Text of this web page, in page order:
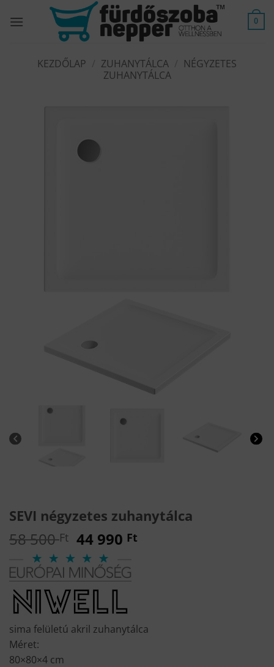
0
KEZDŐLAP ZUHANYTÁLCA
NÉGYZETES
ZUHANYTÁLCA
SEVI négyzetes zuhanytálca
58 500Ft Original
price
was:
58
500 Ft.
44 990 Ft
sima felületú akril zuhanytálca
Méret:
80×80×4 cm